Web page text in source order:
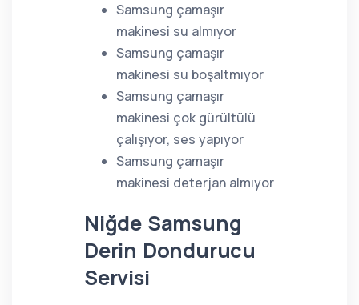
Samsung çamaşır
makinesi su almıyor
Samsung çamaşır
makinesi su boşaltmıyor
Samsung çamaşır
makinesi çok gürültülü
çalışıyor, ses yapıyor
Samsung çamaşır
makinesi deterjan almıyor
Niğde Samsung
Derin Dondurucu
Servisi